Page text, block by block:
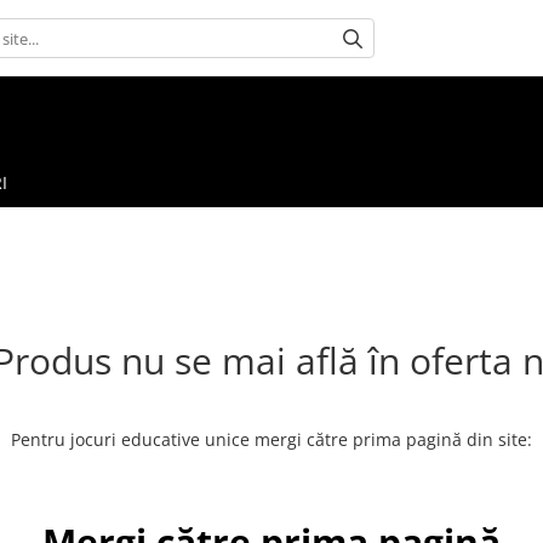
nu se mai află în oferta
Pentru jocuri educative unice mergi către prima pagină din site: